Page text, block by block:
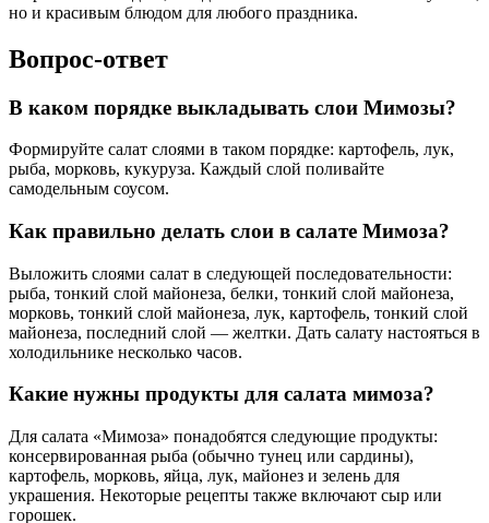
но и красивым блюдом для любого праздника.
Вопрос-ответ
В каком порядке выкладывать слои Мимозы?
Формируйте салат слоями в таком порядке: картофель, лук,
рыба, морковь, кукуруза. Каждый слой поливайте
самодельным соусом.
Как правильно делать слои в салате Мимоза?
Выложить слоями салат в следующей последовательности:
рыба, тонкий слой майонеза, белки, тонкий слой майонеза,
морковь, тонкий слой майонеза, лук, картофель, тонкий слой
майонеза, последний слой — желтки. Дать салату настояться в
холодильнике несколько часов.
Какие нужны продукты для салата мимоза?
Для салата «Мимоза» понадобятся следующие продукты:
консервированная рыба (обычно тунец или сардины),
картофель, морковь, яйца, лук, майонез и зелень для
украшения. Некоторые рецепты также включают сыр или
горошек.